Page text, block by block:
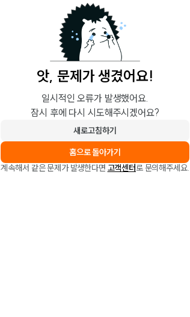
앗, 문제가 생겼어요!
일시적인 오류가 발생했어요.
잠시 후에 다시 시도해주시겠어요?
새로고침하기
홈으로 돌아가기
계속해서 같은 문제가 발생한다면 고객센터로 문의해주세요.